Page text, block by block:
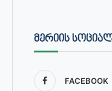
ᲛᲔᲠᲘᲘᲡ
FACEBOOK